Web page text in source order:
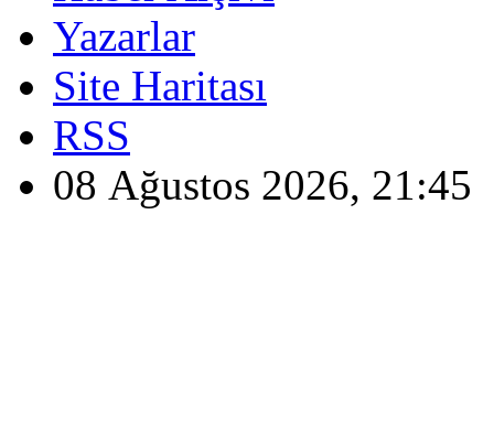
Yazarlar
Site Haritası
RSS
08 Ağustos 2026, 21:45